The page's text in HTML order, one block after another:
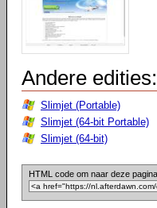
Andere edities:
Slimjet (Portable)
Slimjet (64-bit Portable)
Slimjet (64-bit)
HTML code om naar deze